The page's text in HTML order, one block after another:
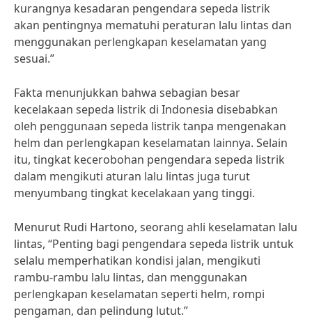
kurangnya kesadaran pengendara sepeda listrik
akan pentingnya mematuhi peraturan lalu lintas dan
menggunakan perlengkapan keselamatan yang
sesuai.”
Fakta menunjukkan bahwa sebagian besar
kecelakaan sepeda listrik di Indonesia disebabkan
oleh penggunaan sepeda listrik tanpa mengenakan
helm dan perlengkapan keselamatan lainnya. Selain
itu, tingkat kecerobohan pengendara sepeda listrik
dalam mengikuti aturan lalu lintas juga turut
menyumbang tingkat kecelakaan yang tinggi.
Menurut Rudi Hartono, seorang ahli keselamatan lalu
lintas, “Penting bagi pengendara sepeda listrik untuk
selalu memperhatikan kondisi jalan, mengikuti
rambu-rambu lalu lintas, dan menggunakan
perlengkapan keselamatan seperti helm, rompi
pengaman, dan pelindung lutut.”